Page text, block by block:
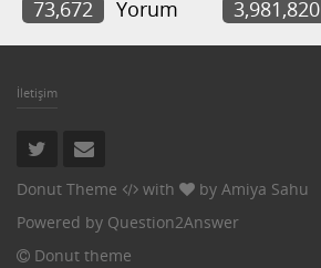
73,672
Yorum 3,981,820
İletişim
Donut Theme with by Amiya Sahu
Powered by Question2Answer
Donut theme